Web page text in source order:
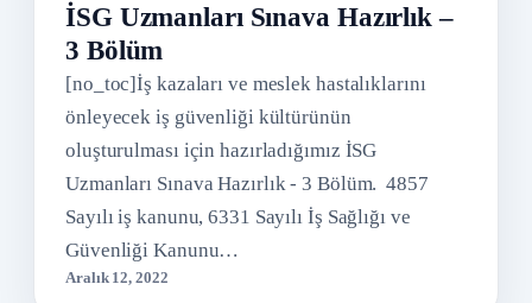
İSG Uzmanları Sınava Hazırlık –
3 Bölüm
[no_toc]İş kazaları ve meslek hastalıklarını
önleyecek iş güvenliği kültürünün
oluşturulması için hazırladığımız İSG
Uzmanları Sınava Hazırlık - 3 Bölüm. 4857
Sayılı iş kanunu, 6331 Sayılı İş Sağlığı ve
Güvenliği Kanunu…
Aralık 12, 2022